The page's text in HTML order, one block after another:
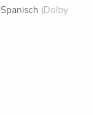
Spanisch (Dolby